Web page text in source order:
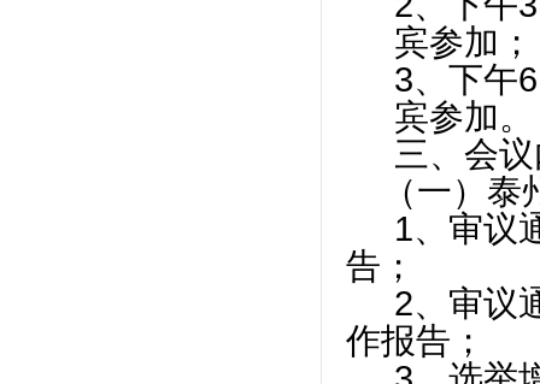
宾参加；
3、下午
宾参加。
三、会
（一）
1、审议
告；
2、审议
作报告；